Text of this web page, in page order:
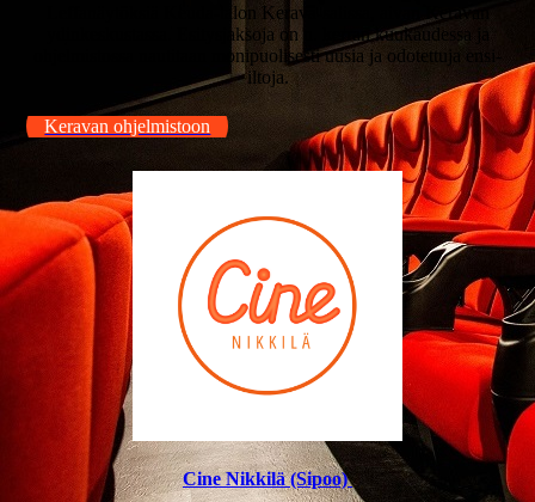
Leffanäytöksiä Keuda-talon Kerava-salissa, aivan Keravan
ydinkeskustassa. Esitysjaksoja on n. kerran kuukaudessa ja
ohjelmistossa nautitaan monipuolisesti uusia ja odotettuja ensi-
iltoja.
Keravan ohjelmistoon
Cine Nikkilä (Sipoo)